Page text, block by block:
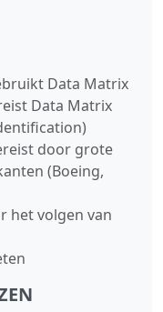
Data Matrix
Data Matrix
door grote
(Boeing,
het volgen van